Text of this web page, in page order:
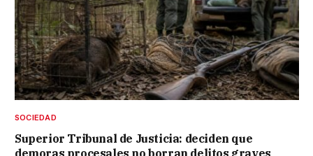
SOCIEDAD
Superior Tribunal de Justicia: deciden que
demoras procesales no borran delitos graves